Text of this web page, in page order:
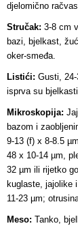
djelomično
Stručak: 3-8 cm
bazi, bjelkast,
oker-smeđa.
Listići: Gusti,
isprva su
Mikroskopija:
bazom i
9-13 (f) x 8-8.5
48 x 10-14 µm,
32 µm ili rijetko
kuglaste, jajolike
11-23 µm;
Meso: Tanko,